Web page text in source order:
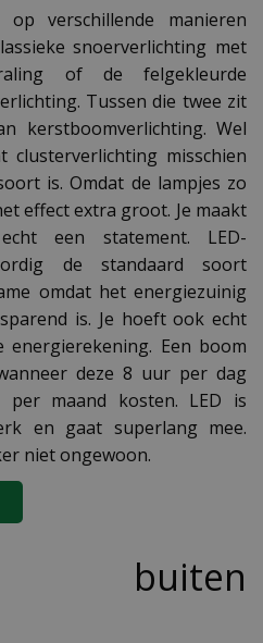
verschillende manieren
snoerverlichting met
of de felgekleurde
Tussen die twee zit
kerstboomverlichting. Wel
clusterverlichting misschien
is. Omdat de lampjes zo
effect extra groot. Je maakt
een statement. LED-
de standaard soort
omdat het energiezuinig
is. Je hoeft ook echt
Een boom
deze 8 uur per dag
maand kosten. LED is
en gaat superlang mee.
niet ongewoon.
buiten